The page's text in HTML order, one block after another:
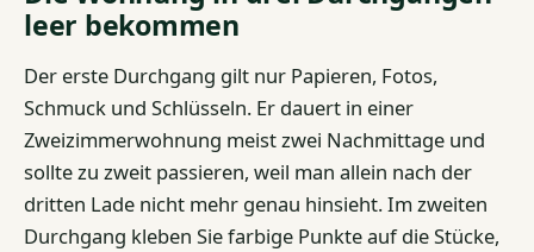
leer bekommen
Der erste Durchgang gilt nur Papieren, Fotos,
Schmuck und Schlüsseln. Er dauert in einer
Zweizimmerwohnung meist zwei Nachmittage und
sollte zu zweit passieren, weil man allein nach der
dritten Lade nicht mehr genau hinsieht. Im zweiten
Durchgang kleben Sie farbige Punkte auf die Stücke,